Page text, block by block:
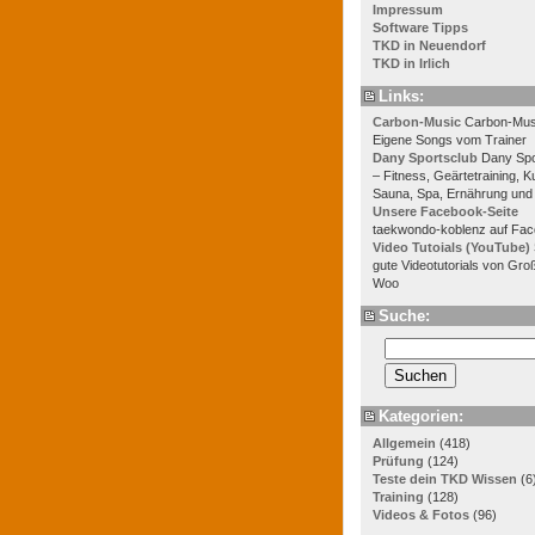
Impressum
Software Tipps
TKD in Neuendorf
TKD in Irlich
Links:
Carbon-Music Carbon-
Eigene Songs vom Trainer
Dany Sportsclub Dany
– Fitness, Geärtetraining,
Sauna, Spa, Ernährung und
Unsere Facebook-Seite
taekwondo-koblenz auf
Video Tutoials (YouTube)
gute Videotutorials von
Woo
Suche:
Kategorien:
Allgemein (418)
Prüfung (124)
Teste dein TKD Wissen (6)
Training (128)
Videos & Fotos (96)